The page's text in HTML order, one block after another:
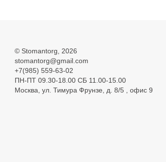
© Stomantorg , 2026
stomantorg@gmail.com
+7(985) 559-63-02
ПН-ПТ 09.30-18.00 СБ 11.00-15.00
Москва, ул. Тимура Фрунзе, д. 8/5 , офис 9